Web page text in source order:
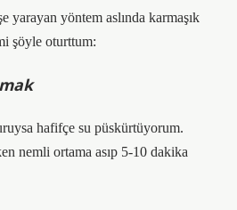
yarayan yöntem aslında karmaşık
şöyle oturttum:
hafifçe su püskürtüyorum.
nemli ortama asıp 5-10 dakika